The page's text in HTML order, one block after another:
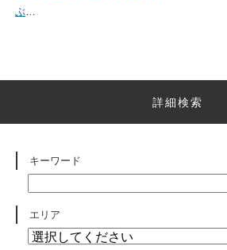
ぶ…
詳細検索
キーワード
エリア